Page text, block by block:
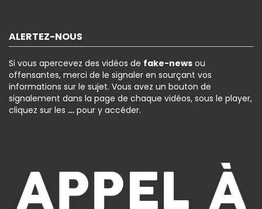
ALERTEZ-NOUS
Si vous apercevez des vidéos de fake-news ou
offensantes, merci de le signaler en sourçant vos
informations sur le sujet. Vous avez un bouton de
signalement dans la page de chaque vidéos, sous le player,
cliquez sur les … pour y accéder.